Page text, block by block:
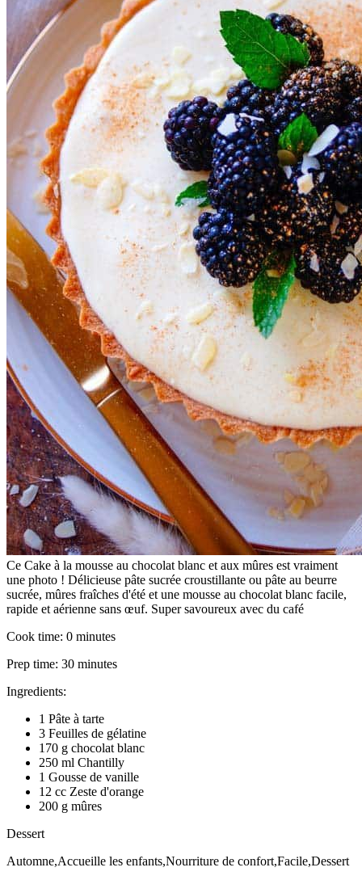
Ce Cake à la mousse au chocolat blanc et aux mûres est vraiment
une photo ! Délicieuse pâte sucrée croustillante ou pâte au beurre
sucrée, mûres fraîches d'été et une mousse au chocolat blanc facile,
rapide et aérienne sans œuf. Super savoureux avec du café
Cook time: 0 minutes
Prep time: 30 minutes
Ingredients:
1 Pâte à tarte
3 Feuilles de gélatine
170 g chocolat blanc
250 ml Chantilly
1 Gousse de vanille
12 cc Zeste d'orange
200 g mûres
Dessert
Automne,Accueille les enfants,Nourriture de confort,Facile,Dessert